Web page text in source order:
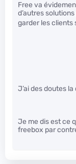
Free va
d’autres
garder les clients
J’ai des doutes
Je me dis est ce
freebox par